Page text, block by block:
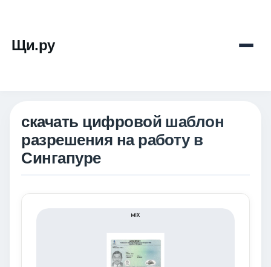
Щи.ру
скачать цифровой шаблон
разрешения на работу в
Сингапуре